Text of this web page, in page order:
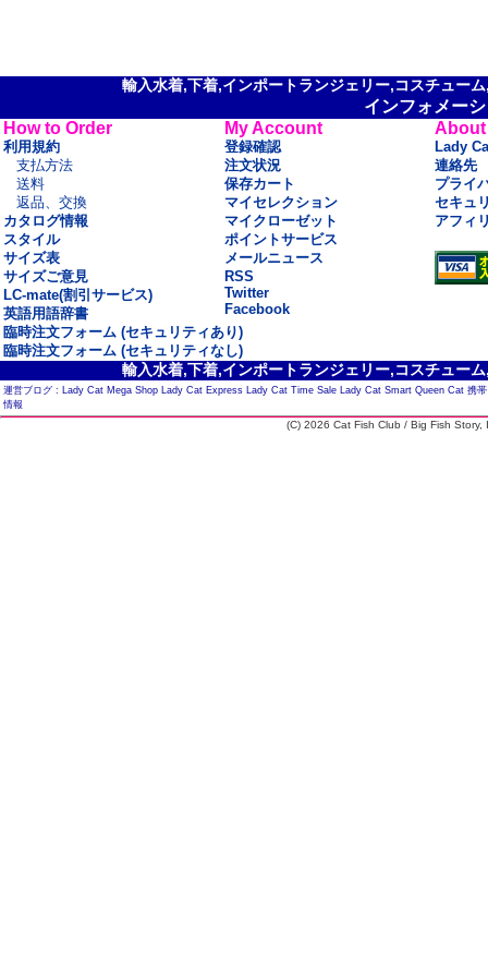
輸入水着,下着,インポートランジェリー,コスチュー
インフォメー
How to Order
利用規約
支払方法
送料
返品、交換
カタログ情報
スタイル
サイズ表
サイズご意見
LC-mate(割引サービス)
英語用語辞書
My Account
登録確認
注文状況
保存カート
マイセレクション
マイクローゼット
ポイントサービス
メールニュース
RSS
Twitter
Facebook
About
Lady
連絡先
プライ
セキュ
アフィ
臨時注文フォーム (セキュリティあり)
臨時注文フォーム (セキュリティなし)
輸入水着,下着,インポートランジェリー,コスチュー
運営ブログ : Lady Cat Mega Shop Lady Cat Express Lady Cat Time Sale Lady Cat Smart Queen Cat 携
情報
(C) 2026 Cat Fish Club / Big Fish Story,